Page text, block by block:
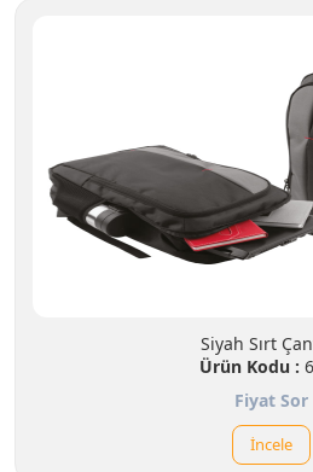
Siyah Sırt
Ürün Kodu :
Fiyat Sor
İncele